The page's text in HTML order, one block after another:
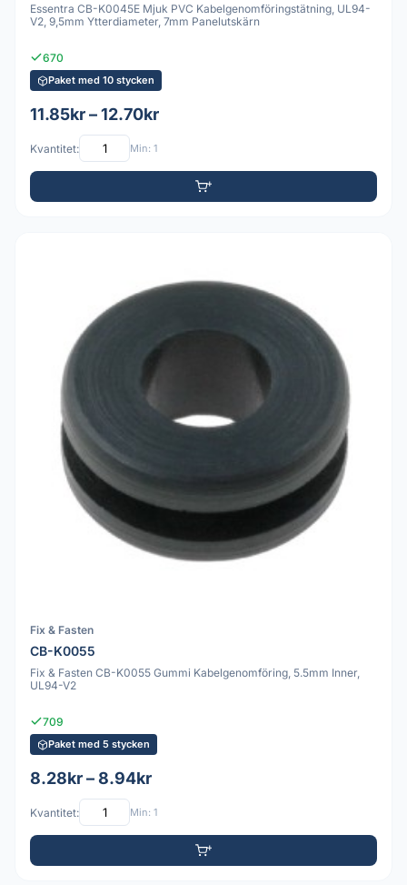
Essentra CB-K0045E Mjuk PVC Kabelgenomföringstätning, UL94-
V2, 9,5mm Ytterdiameter, 7mm Panelutskärn
670
Paket med 10 stycken
11.85kr – 12.70kr
Kvantitet: Min: 1
Fix & Fasten
CB-K0055
Fix & Fasten CB-K0055 Gummi Kabelgenomföring, 5.5mm Inner,
UL94-V2
709
Paket med 5 stycken
8.28kr – 8.94kr
Kvantitet: Min: 1